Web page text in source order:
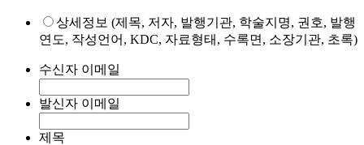
상세정보 (제목, 저자, 발행기관, 학술지명, 권호, 발행
연도, 작성언어, KDC, 자료형태, 수록면, 소장기관, 초록)
수신자 이메일
발신자 이메일
제목